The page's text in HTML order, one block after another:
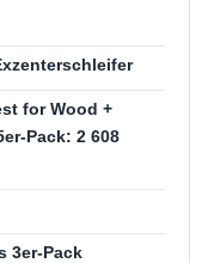
for Wood +
Pack: 2 608
3er-Pack